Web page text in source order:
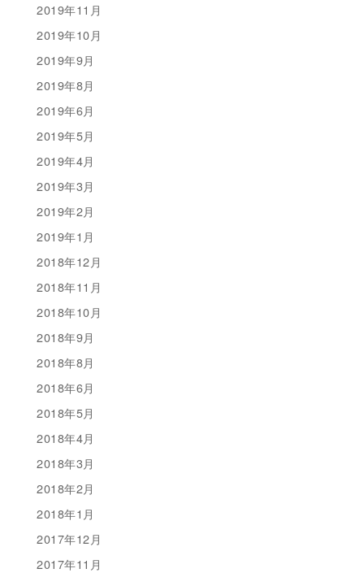
2019年11月
2019年10月
2019年9月
2019年8月
2019年6月
2019年5月
2019年4月
2019年3月
2019年2月
2019年1月
2018年12月
2018年11月
2018年10月
2018年9月
2018年8月
2018年6月
2018年5月
2018年4月
2018年3月
2018年2月
2018年1月
2017年12月
2017年11月